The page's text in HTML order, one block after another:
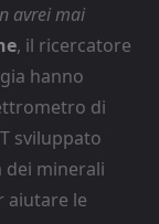
avrei mai
, il ricercatore
hanno
di
sviluppato
dei minerali
aiutare le